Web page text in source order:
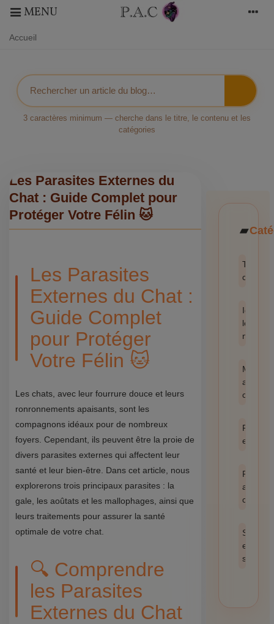
MENU
Accueil
3 caractères minimum — cherche dans le titre, le contenu et les
catégories
Les Parasites Externes du
Chat : Guide Complet pour
Protéger Votre Félin 🐱
Les Parasites
Externes du Chat :
Guide Complet
pour Protéger
Votre Félin 🐱
Les chats, avec leur fourrure douce et leurs
ronronnements apaisants, sont les
compagnons idéaux pour de nombreux
foyers. Cependant, ils peuvent être la proie de
divers parasites externes qui affectent leur
santé et leur bien-être. Dans cet article, nous
explorerons trois principaux parasites : la
gale, les aoûtats et les mallophages, ainsi que
leurs traitements pour assurer la santé
optimale de votre chat.
🔍 Comprendre
les Parasites
Externes du Chat
Toutes
les
anti-
cafards
et
Produit
anti
cafards
Santé
et
sécurité